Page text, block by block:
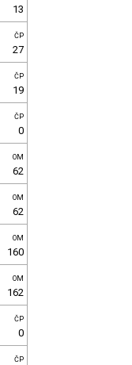
13
ČP
27
ČP
19
ČP
0
OM
62
OM
62
OM
160
OM
162
ČP
0
ČP